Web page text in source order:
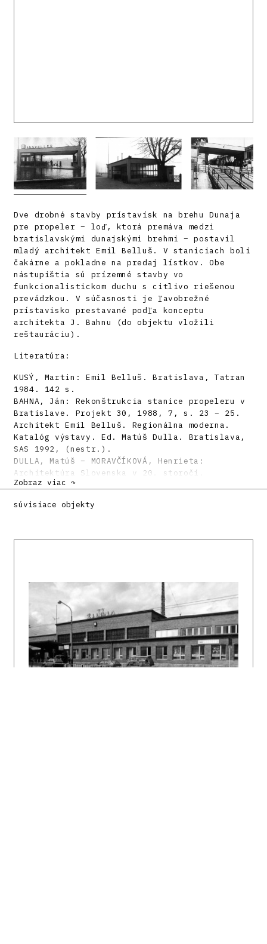
Dve drobné stavby prístavísk na brehu Dunaja
pre propeler – loď, ktorá premáva medzi
bratislavskými dunajskými brehmi – postavil
mladý architekt Emil Belluš. V staniciach boli
čakárne a pokladne na predaj lístkov. Obe
nástupištia sú prízemné stavby vo
funkcionalistickom duchu s citlivo riešenou
prevádzkou. V súčasnosti je ľavobrežné
prístavisko prestavané podľa konceptu
architekta J. Bahnu (do objektu vložili
reštauráciu).
Literatúra:
KUSÝ, Martin: Emil Belluš. Bratislava, Tatran
1984. 142 s.
BAHNA, Ján: Rekonštrukcia stanice propeleru v
Bratislave. Projekt 30, 1988, 7, s. 23 – 25.
Architekt Emil Belluš. Regionálna moderna.
Katalóg výstavy. Ed. Matúš Dulla. Bratislava,
SAS 1992, (nestr.).
DULLA, Matúš – MORAVČÍKOVÁ, Henrieta:
Architektúra Slovenska v 20. storočí.
Bratislava, Slovart 2002. 512 s., tu s. 152,
Zobraz viac ↷
súvisiace objekty